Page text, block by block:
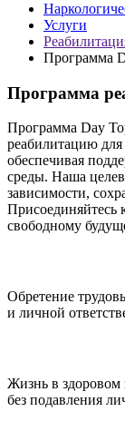
Услуги
Программа
Программа
Программа Day
реабилитацию
обеспечивая
среды. Наша
зависимости,
Присоединяйтесь
свободному
Обретение
и личной
Жизнь в
без подавления